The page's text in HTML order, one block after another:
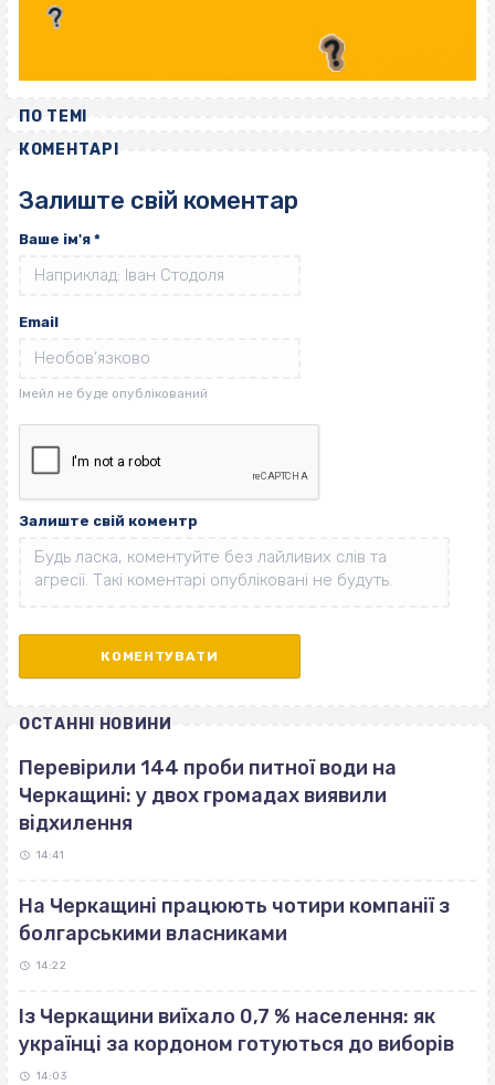
ПО ТЕМІ
КОМЕНТАРІ
Залиште свій коментар
Ваше ім'я *
Email
Залиште свій коментр
ОСТАННІ НОВИНИ
Перевірили 144 проби питної води на
Черкащині: у двох громадах виявили
відхилення
14:41
На Черкащині працюють чотири компанії з
болгарськими власниками
14:22
Із Черкащини виїхало 0,7 % населення: як
українці за кордоном готуються до виборів
14:03